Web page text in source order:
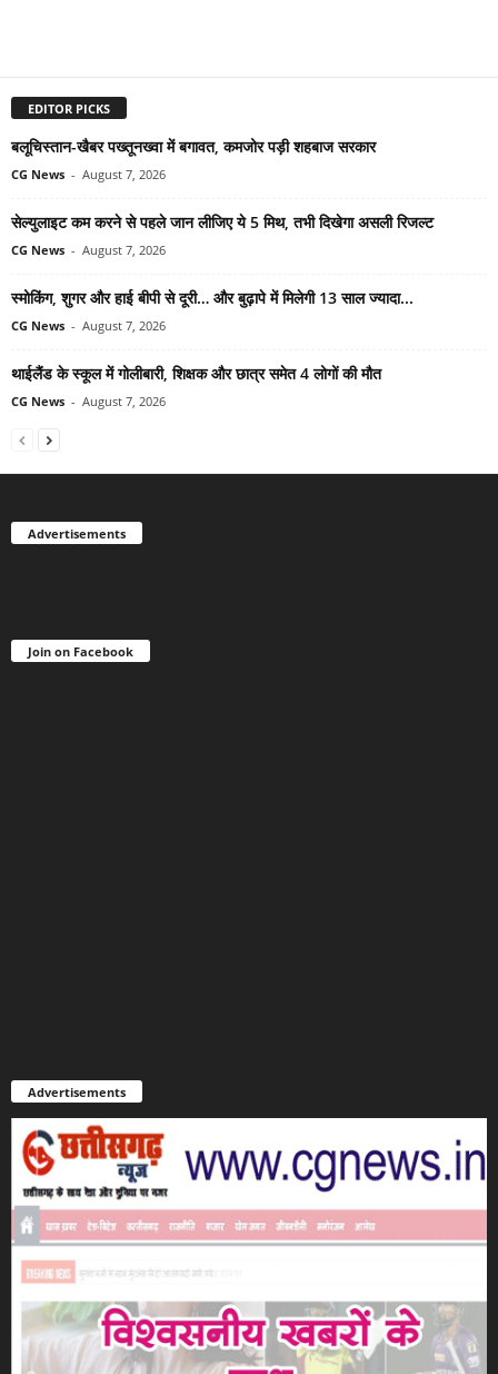
EDITOR PICKS
बलूचिस्तान-खैबर पख्तूनख्वा में बगावत, कमजोर पड़ी शहबाज सरकार
CG News - August 7, 2026
सेल्युलाइट कम करने से पहले जान लीजिए ये 5 मिथ, तभी दिखेगा असली रिजल्ट
CG News - August 7, 2026
स्मोकिंग, शुगर और हाई बीपी से दूरी… और बुढ़ापे में मिलेगी 13 साल ज्यादा...
CG News - August 7, 2026
थाईलैंड के स्कूल में गोलीबारी, शिक्षक और छात्र समेत 4 लोगों की मौत
CG News - August 7, 2026
Advertisements
Join on Facebook
Advertisements